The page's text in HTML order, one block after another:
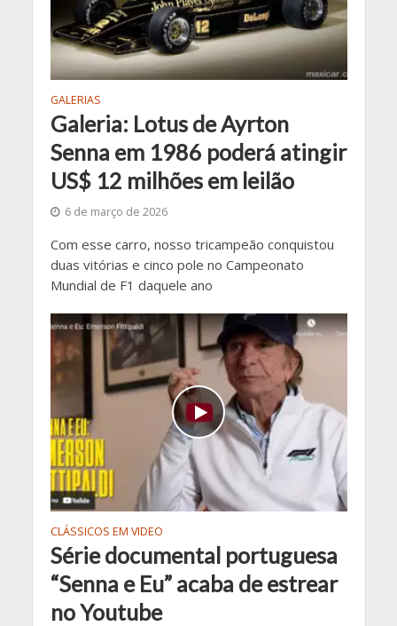
GALERIAS
Galeria: Lotus de Ayrton
Senna em 1986 poderá atingir
US$ 12 milhões em leilão
6 de março de 2026
Com esse carro, nosso tricampeão conquistou
duas vitórias e cinco pole no Campeonato
Mundial de F1 daquele ano
CLÁSSICOS EM VIDEO
Série documental portuguesa
“Senna e Eu” acaba de estrear
no Youtube